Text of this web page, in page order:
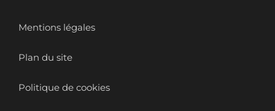
Mentions légales
Plan du site
Politique de cookies